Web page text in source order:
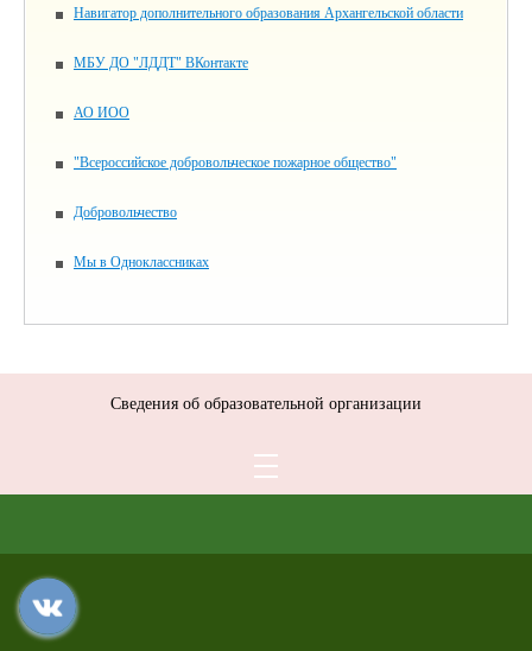
Навигатор дополнительного образования Архангельской области
МБУ ДО "ЛДДТ" ВКонтакте
АО ИОО
"Всероссийское добровольческое пожарное общество"
Добровольчество
Мы в Одноклассниках
Сведения об образовательной организации